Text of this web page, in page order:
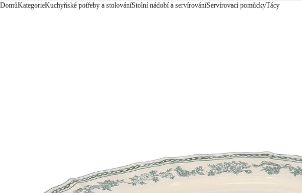
DomůKategorieKuchyňské potřeby a stolováníStolní nádobí a servírováníServírovací pomůckyTácy